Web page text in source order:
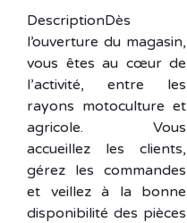
DescriptionDès
l’ouverture du magasin,
vous êtes au cœur de
l’activité, entre les
rayons motoculture et
agricole. Vous
accueillez les clients,
gérez les commandes
et veillez à la bonne
disponibilité des pièces